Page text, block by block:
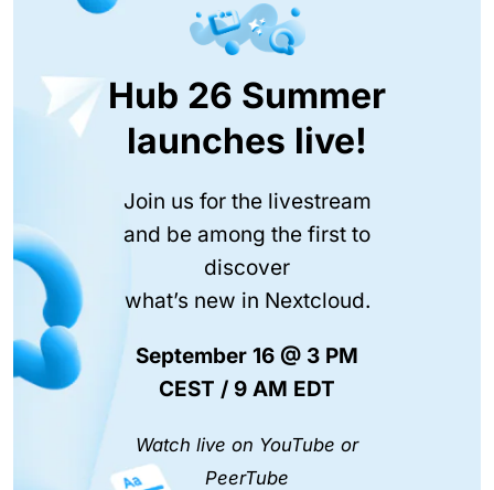
Hub 26 Summer
launches live!
Join us for the livestream
and be among the first to
discover
what’s new in Nextcloud.
September 16 @ 3 PM
CEST / 9 AM EDT
Watch live on YouTube or
PeerTube